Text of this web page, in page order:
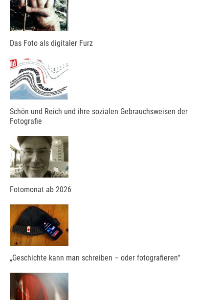
Das Foto als digitaler Furz
Schön und Reich und ihre sozialen Gebrauchsweisen der
Fotografie
Fotomonat ab 2026
„Geschichte kann man schreiben – oder fotografieren“